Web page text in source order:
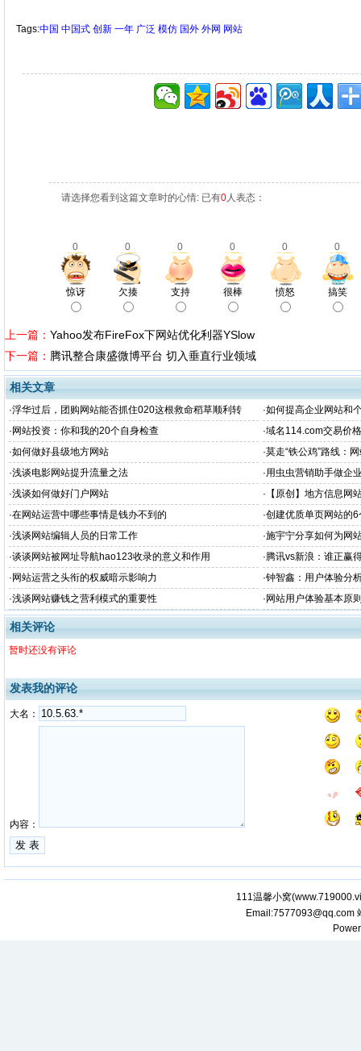
Tags:中国 中国式 创新 一年 广泛 模仿 国外 外网 网站
请选择您看到这篇文章时的心情: 已有0人表态：
0 0 0 0 0 0
惊讶 欠揍 支持 很棒 愤怒 搞笑
上一篇： Yahoo发布FireFox下网站优化利器YSlow
下一篇： 腾讯整合康盛微博平台 切入垂直行业领域
相关文章
·浮华过后，团购网站能否抓住020这根救命稻草顺利转
型？
·如何提高企业网站和
· 网站投资：你和我的20个自身检查 ·域名114.com交易价
·如何做好县级地方网站 ·莫走“铁公鸡”路线：
·浅谈电影网站提升流量之法 ·用虫虫营销助手做企
·浅谈如何做好门户网站 · 【原创】地方信息网
·在网站运营中哪些事情是钱办不到的 ·创建优质单页网站的
·浅谈网站编辑人员的日常工作 ·施宇宁分享如何为网
·谈谈网站被网址导航hao123收录的意义和作用 ·腾讯vs新浪：谁正赢
· 网站运营之头衔的权威暗示影响力 ·钟智鑫：用户体验分
·浅谈网站赚钱之营利模式的重要性 · 网站用户体验基本原
相关评论
暂时还没有评论
发表我的评论
大名：
内容：
111温馨小窝(
Email:7577093@qq.com